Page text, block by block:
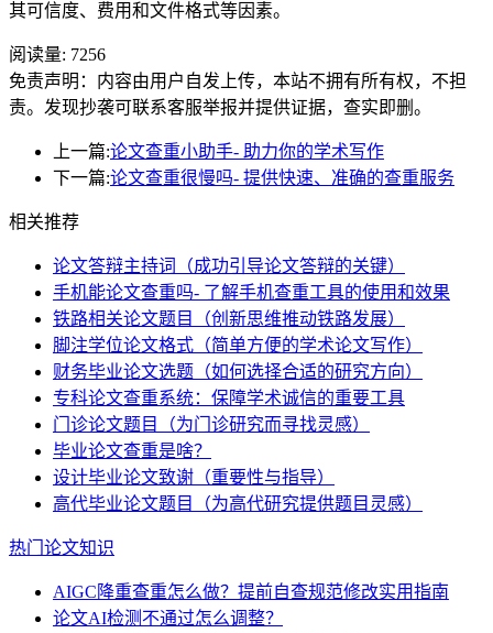
其可信度、费用和文件格式等因素。
阅读量: 7256
免责声明：内容由用户自发上传，本站不拥有所有权，不担
责。发现抄袭可联系客服举报并提供证据，查实即删。
上一篇:论文查重小助手- 助力你的学术写作
下一篇:论文查重很慢吗- 提供快速、准确的查重服务
相关推荐
论文答辩主持词（成功引导论文答辩的关键）
手机能论文查重吗- 了解手机查重工具的使用和效果
铁路相关论文题目（创新思维推动铁路发展）
脚注学位论文格式（简单方便的学术论文写作）
财务毕业论文选题（如何选择合适的研究方向）
专科论文查重系统：保障学术诚信的重要工具
门诊论文题目（为门诊研究而寻找灵感）
毕业论文查重是啥？
设计毕业论文致谢（重要性与指导）
高代毕业论文题目（为高代研究提供题目灵感）
热门论文知识
AIGC降重查重怎么做？提前自查规范修改实用指南
论文AI检测不通过怎么调整？